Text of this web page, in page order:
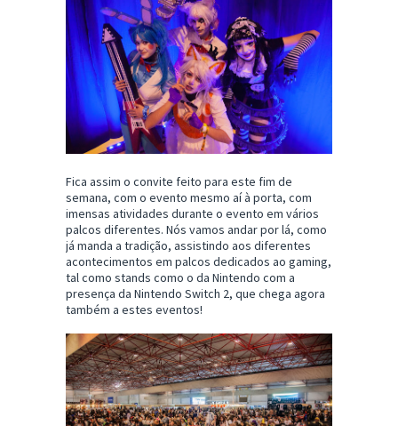
Fica assim o convite feito para este fim de
semana, com o evento mesmo aí à porta, com
imensas atividades durante o evento em vários
palcos diferentes. Nós vamos andar por lá, como
já manda a tradição, assistindo aos diferentes
acontecimentos em palcos dedicados ao gaming,
tal como stands como o da Nintendo com a
presença da Nintendo Switch 2, que chega agora
também a estes eventos!